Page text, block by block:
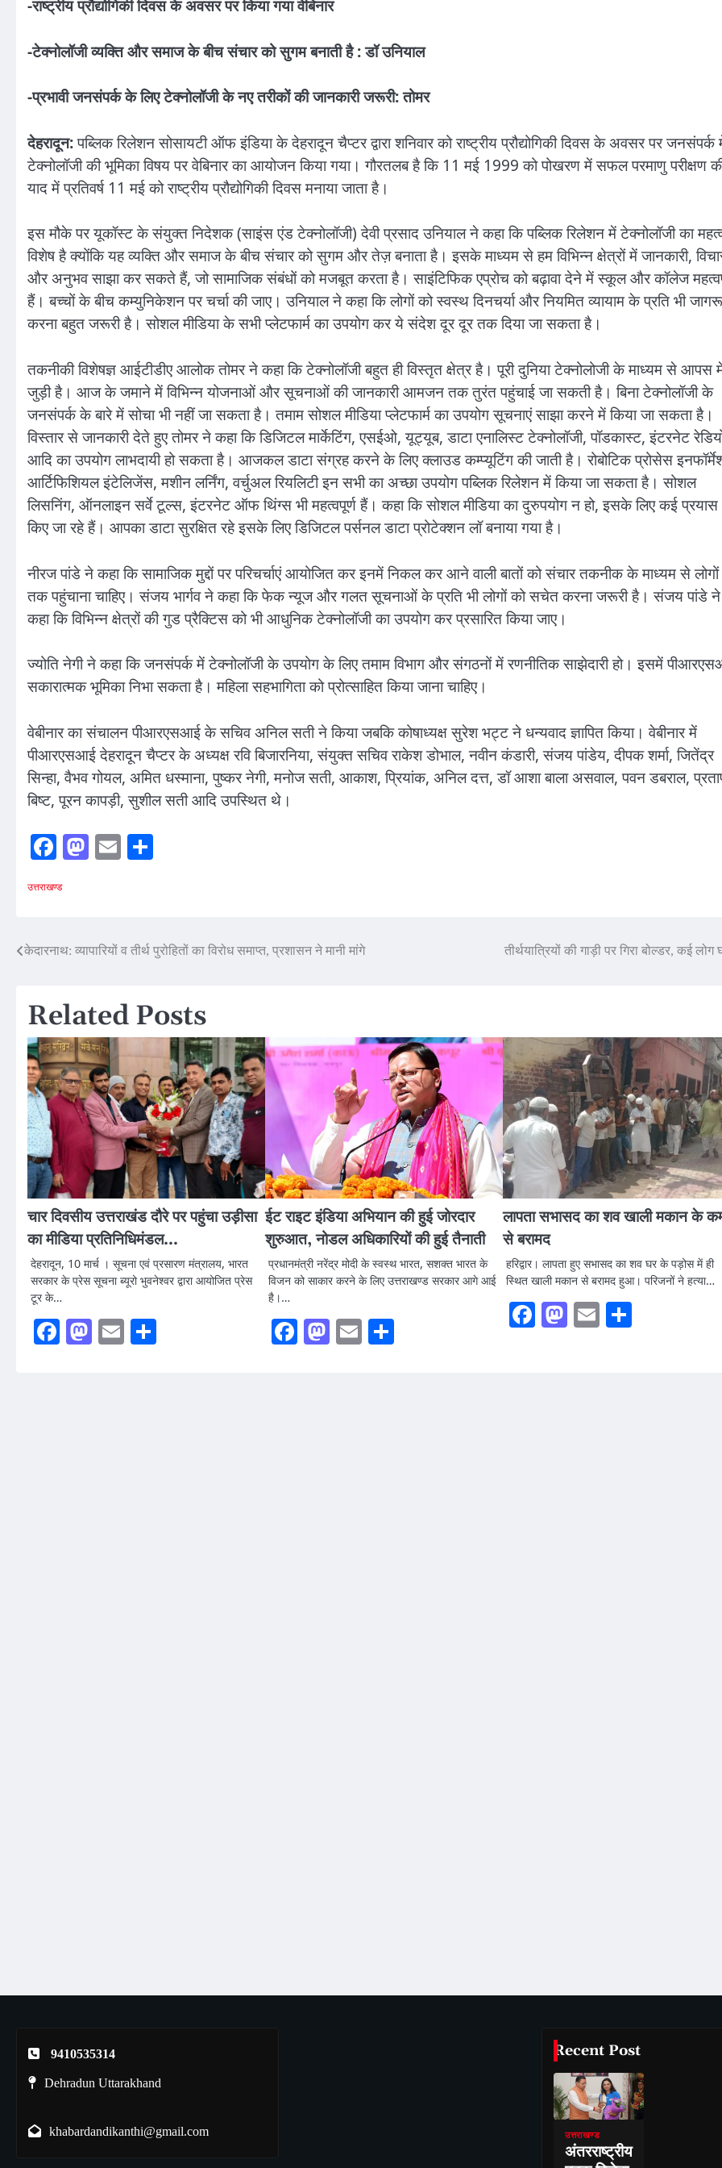
-राष्ट्रीय प्रौद्योगिकी दिवस के अवसर पर किया गया वेबिनार
-टेक्नोलॉजी व्यक्ति और समाज के बीच संचार को सुगम बनाती है : डॉ उनियाल
-प्रभावी जनसंपर्क के लिए टेक्नोलॉजी के नए तरीकों की जानकारी जरूरी: तोमर
देहरादून:पब्लिक रिलेशन सोसायटी ऑफ इंडिया के देहरादून चैप्टर द्वारा शनिवार को राष्ट्रीय प्रौद्योगिकी दिवस के अवसर पर जनसंपर्क
टेक्नोलॉजी की भूमिका विषय पर वेबिनार का आयोजन किया गया। गौरतलब है कि 11 मई 1999 को पोखरण में सफल परमाणु परीक्षण
याद में प्रतिवर्ष 11 मई को राष्ट्रीय प्रौद्योगिकी दिवस मनाया जाता है।
इस मौके पर यूकॉस्ट के संयुक्त निदेशक (साइंस एंड टेक्नोलॉजी) देवी प्रसाद उनियाल ने कहा कि पब्लिक रिलेशन में टेक्नोलॉजी का
विशेष है क्योंकि यह व्यक्ति और समाज के बीच संचार को सुगम और तेज़ बनाता है। इसके माध्यम से हम विभिन्न क्षेत्रों में जानकारी,
और अनुभव साझा कर सकते हैं, जो सामाजिक संबंधों को मजबूत करता है। साइंटिफिक एप्रोच को बढ़ावा देने में स्कूल और कॉलेज
हैं। बच्चों के बीच कम्युनिकेशन पर चर्चा की जाए। उनियाल ने कहा कि लोगों को स्वस्थ दिनचर्या और नियमित व्यायाम के प्रति भी
करना बहुत जरूरी है। सोशल मीडिया के सभी प्लेटफार्म का उपयोग कर ये संदेश दूर दूर तक दिया जा सकता है।
तकनीकी विशेषज्ञ आईटीडीए आलोक तोमर ने कहा कि टेक्नोलॉजी बहुत ही विस्तृत क्षेत्र है। पूरी दुनिया टेक्नोलोजी के माध्यम से आपस
जुड़ी है। आज के जमाने में विभिन्न योजनाओं और सूचनाओं की जानकारी आमजन तक तुरंत पहुंचाई जा सकती है। बिना टेक्नोलॉजी के
जनसंपर्क के बारे में सोचा भी नहीं जा सकता है। तमाम सोशल मीडिया प्लेटफार्म का उपयोग सूचनाएं साझा करने में किया जा सकता है।
विस्तार से जानकारी देते हुए तोमर ने कहा कि डिजिटल मार्केटिंग, एसईओ, यूट्यूब, डाटा एनालिस्ट टेक्नोलॉजी, पॉडकास्ट, इंटरनेट
आदि का उपयोग लाभदायी हो सकता है। आजकल डाटा संग्रह करने के लिए क्लाउड कम्प्यूटिंग की जाती है। रोबोटिक प्रोसेस
आर्टिफिशियल इंटेलिजेंस, मशीन लर्निंग, वर्चुअल रियलिटी इन सभी का अच्छा उपयोग पब्लिक रिलेशन में किया जा सकता है। सोशल
लिसनिंग, ऑनलाइन सर्वे टूल्स, इंटरनेट ऑफ थिंग्स भी महत्वपूर्ण हैं। कहा कि सोशल मीडिया का दुरुपयोग न हो, इसके लिए कई प्रयास
किए जा रहे हैं। आपका डाटा सुरक्षित रहे इसके लिए डिजिटल पर्सनल डाटा प्रोटेक्शन लॉ बनाया गया है।
नीरज पांडे ने कहा कि सामाजिक मुद्दों पर परिचर्चाएं आयोजित कर इनमें निकल कर आने वाली बातों को संचार तकनीक के माध्यम से लोगों
तक पहुंचाना चाहिए। संजय भार्गव ने कहा कि फेक न्यूज और गलत सूचनाओं के प्रति भी लोगों को सचेत करना जरूरी है। संजय पांडे ने
कहा कि विभिन्न क्षेत्रों की गुड प्रैक्टिस को भी आधुनिक टेक्नोलॉजी का उपयोग कर प्रसारित किया जाए।
ज्योति नेगी ने कहा कि जनसंपर्क में टेक्नोलॉजी के उपयोग के लिए तमाम विभाग और संगठनों में रणनीतिक साझेदारी हो। इसमें
सकारात्मक भूमिका निभा सकता है। महिला सहभागिता को प्रोत्साहित किया जाना चाहिए।
वेबीनार का संचालन पीआरएसआई के सचिव अनिल सती ने किया जबकि कोषाध्यक्ष सुरेश भट्ट ने धन्यवाद ज्ञापित किया। वेबीनार में
पीआरएसआई देहरादून चैप्टर के अध्यक्ष रवि बिजारनिया, संयुक्त सचिव राकेश डोभाल, नवीन कंडारी, संजय पांडेय, दीपक शर्मा, जितेंद्र
सिन्हा, वैभव गोयल, अमित धस्माना, पुष्कर नेगी, मनोज सती, आकाश, प्रियांक, अनिल दत्त, डॉ आशा बाला असवाल, पवन डबराल,
बिष्ट, पूरन कापड़ी, सुशील सती आदि उपस्थित थे।
Facebook
Mastodon
Email
उत्तराखण्ड
Post
केदारनाथ: व्यापारियों व तीर्थ पुरोहितों का विरोध समाप्त, प्रशासन ने मानी मांगे तीर्थयात्रियों की गाड़ी पर गिरा बोल्डर, कई लोग
Related Posts
चार दिवसीय उत्तराखंड दौरे पर पहुंचा उड़ीसा
का मीडिया प्रतिनिधिमंडल…
देहरादून, 10 मार्च । सूचना एवं प्रसारण मंत्रालय, भारत
सरकार के प्रेस सूचना ब्यूरो भुवनेश्वर द्वारा आयोजित प्रेस
टूर के…
Facebook
Mastodon
Email
ईट राइट इंडिया अभियान की हुई जोरदार
शुरुआत, नोडल अधिकारियों की हुई तैनाती
प्रधानमंत्री नरेंद्र मोदी के स्वस्थ भारत, सशक्त भारत के
विजन को साकार करने के लिए उत्तराखण्ड सरकार आगे आई
है।…
Facebook
Mastodon
Email
लापता सभासद का शव खाली मकान के
से बरामद
हरिद्वार। लापता हुए सभासद का शव घर के पड़ोस में ही
स्थित खाली मकान से बरामद हुआ। परिजनों ने हत्या…
Facebook
Mastodon
Email
9410535314
Dehradun Uttarakhand
khabardandikanthi@gmail.com
Recent Post
उत्तराखण्ड
अंतरराष्ट्रीय